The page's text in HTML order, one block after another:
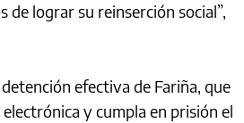
de lograr su reinserción social”,
efectiva de Fariña, que
y cumpla en prisión el